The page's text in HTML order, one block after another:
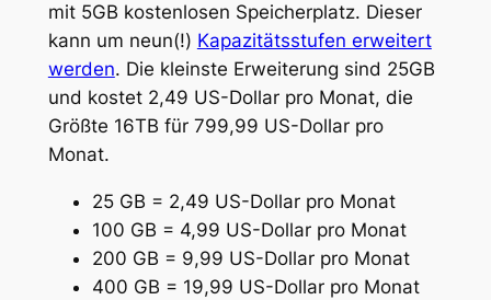
mit 5GB kostenlosen Speicherplatz. Dieser
kann um neun(!) Kapazitätsstufen erweitert
werden. Die kleinste Erweiterung sind 25GB
und kostet 2,49 US-Dollar pro Monat, die
Größte 16TB für 799,99 US-Dollar pro
Monat.
25 GB = 2,49 US-Dollar pro Monat
100 GB = 4,99 US-Dollar pro Monat
200 GB = 9,99 US-Dollar pro Monat
400 GB = 19,99 US-Dollar pro Monat